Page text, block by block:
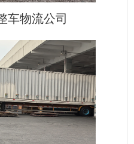
车物流公司